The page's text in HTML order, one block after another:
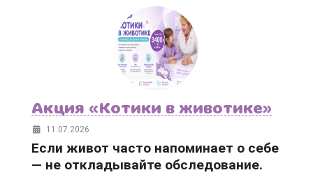
Акция «Котики в животике»
11.07.2026
Если живот часто напоминает о себе
— не откладывайте обследование.